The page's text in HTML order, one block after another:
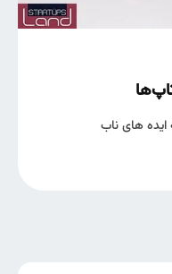
های ناب